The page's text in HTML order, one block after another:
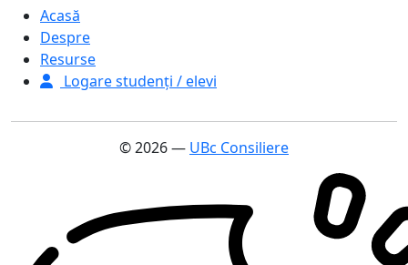
Acasă
Despre
Resurse
Logare studenți / elevi
© 2026 — UBc Consiliere